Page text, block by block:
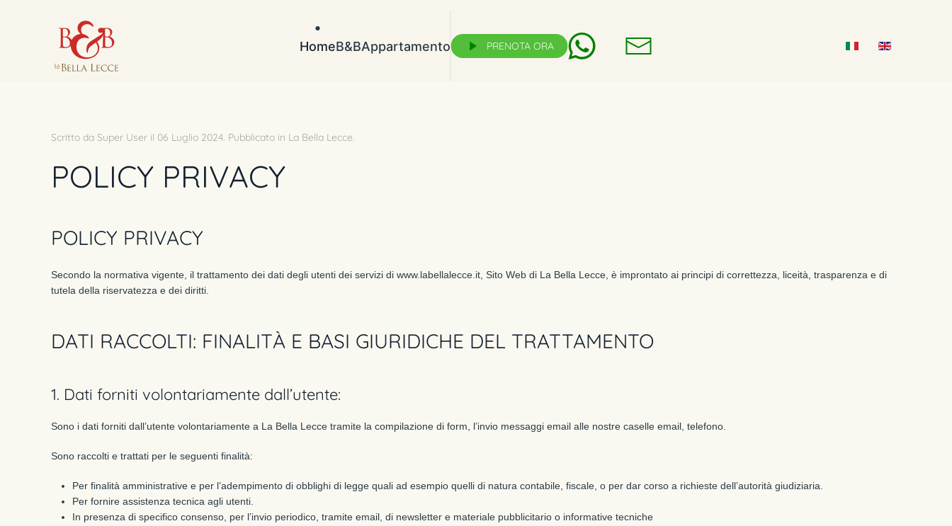
Skip to main content
HomeB&BAppartamento PRENOTA ORA
Scritto da Super User il 06 Luglio 2024. Pubblicato in La Bella Lecce.
POLICY PRIVACY
POLICY PRIVACY
Secondo la normativa vigente, il trattamento dei dati degli utenti dei servizi di www.labellalecce.it, Sito Web di La Bella Lecce, è improntato ai principi di correttezza, liceità, trasparenza e di
tutela della riservatezza e dei diritti.
DATI RACCOLTI: FINALITÀ E BASI GIURIDICHE DEL TRATTAMENTO
1. Dati forniti volontariamente dall’utente:
Sono i dati forniti dall’utente volontariamente a La Bella Lecce tramite la compilazione di form, l’invio messaggi email alle nostre caselle email, telefono.
Sono raccolti e trattati per le seguenti finalità:
Per finalità amministrative e per l’adempimento di obblighi di legge quali ad esempio quelli di natura contabile, fiscale, o per dar corso a richieste dell’autorità giudiziaria.
Per fornire assistenza tecnica agli utenti.
In presenza di specifico consenso, per l’invio periodico, tramite email, di newsletter e materiale pubblicitario o informative tecniche